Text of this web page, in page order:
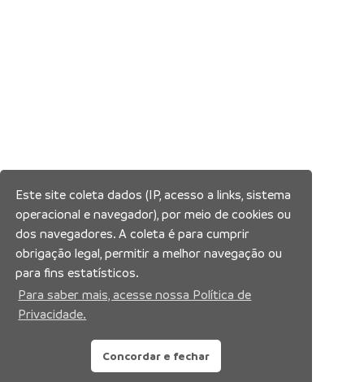
Este site coleta dados (IP, acesso a links, sistema
operacional e navegador), por meio de cookies ou
dos navegadores. A coleta é para cumprir
obrigação legal, permitir a melhor navegação ou
para fins estatísticos.
Para saber mais, acesse nossa Política de
Privacidade.
Concordar e fechar